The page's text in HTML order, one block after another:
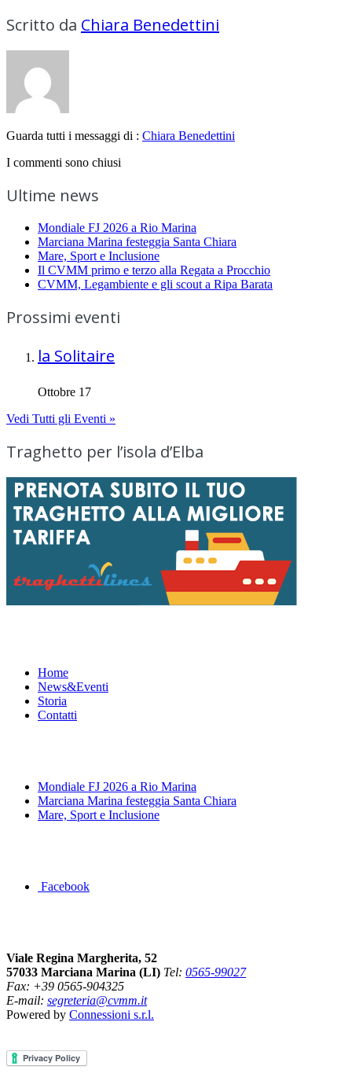
Scritto da Chiara Benedettini
Guarda tutti i messaggi di : Chiara Benedettini
I commenti sono chiusi
Ultime news
Mondiale FJ 2026 a Rio Marina
Marciana Marina festeggia Santa Chiara
Mare, Sport e Inclusione
Il CVMM primo e terzo alla Regata a Procchio
CVMM, Legambiente e gli scout a Ripa Barata
Prossimi eventi
la Solitaire
Ottobre 17
Vedi Tutti gli Eventi »
Traghetto per l’isola d’Elba
Home
News&Eventi
Storia
Contatti
Mondiale FJ 2026 a Rio Marina
Marciana Marina festeggia Santa Chiara
Mare, Sport e Inclusione
Facebook
Viale Regina Margherita, 52
57033 Marciana Marina (LI) Tel: 0565-99027
Fax: +39 0565-904325
E-mail: segreteria@cvmm.it
Powered by Connessioni s.r.l.